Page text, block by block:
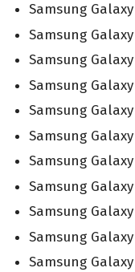
Samsung Galaxy
Samsung Galaxy
Samsung Galaxy
Samsung Galaxy
Samsung Galaxy
Samsung Galaxy
Samsung Galaxy
Samsung
Samsung
Samsung
Samsung